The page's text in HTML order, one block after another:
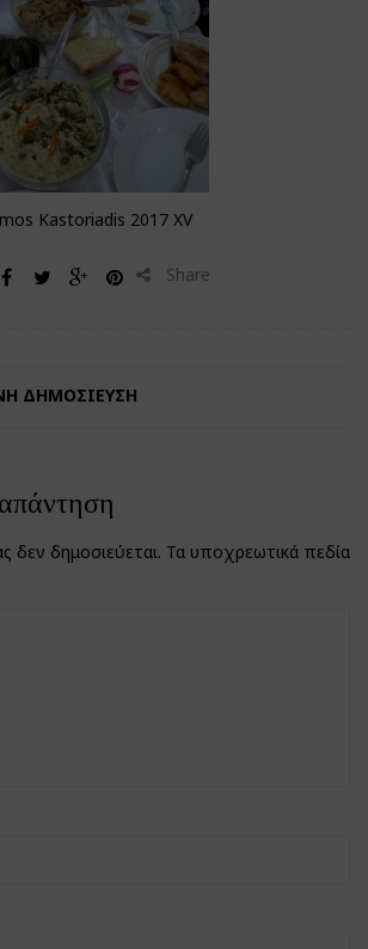
Kastoriadis 2017 ΧV
Share
ΔΗΜΟΣΊΕΥΣΗ
δεν δημοσιεύεται. Τα υποχρεωτικά πεδία